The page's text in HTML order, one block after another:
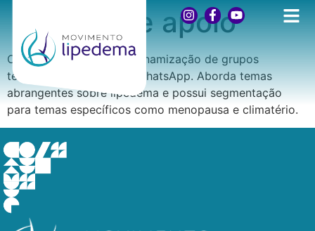
Grupos de apoio
Criação, manutenção e dinamização de grupos
temáticos de apoio por WhatsApp. Aborda temas
abrangentes sobre lipedema e possui segmentação
para temas específicos como menopausa e climatério.